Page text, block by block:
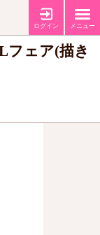
ログイン メニュー
「学生た
フェア(描き